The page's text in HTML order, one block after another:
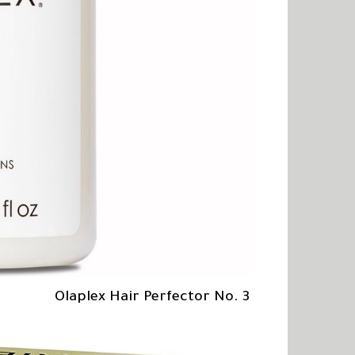
Olaplex Hair Perfector No. 3